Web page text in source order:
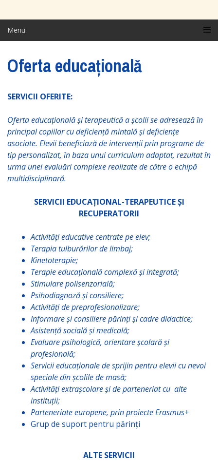
Menu
Oferta educațională
SERVICII OFERITE:
Oferta educaţională şi terapeutică a şcolii se adresează în
principal copiilor cu deficienţă mintală şi deficienţe
asociate. Elevii beneficiază de intervenţii prin programe de
tip personalizat, în baza unui curriculum adaptat, rezultat în
urma unei evaluări complexe realizate de către o echipă
multidisciplinară.
SERVICII EDUCAȚIONAL-TERAPEUTICE ȘI
RECUPERATORII
Activități educative centrate pe elev;
Terapia tulburărilor de limbaj;
Kinetoterapie;
Terapie educațională complexă și integrată;
Stimulare polisenzorială;
Psihodiagnoză și consiliere;
Activități de preprofesionalizare;
Informare și consiliere părinți și cadre didactice;
Asistență socială și medicală;
Evaluare psihologică, orientare școlară și
profesională;
Servicii educaționale de sprijin pentru elevii cu nevoi
speciale din școlile de masă;
Activități extrașcolare și de parteneriat cu alte
instituții;
Parteneriate europene, prin proiecte Erasmus+
Grup de suport pentru părinți
ALTE SERVICII